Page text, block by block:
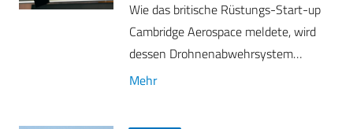
Wie das britische Rüstungs-Start-up
Cambridge Aerospace meldete, wird
dessen Drohnenabwehrsystem…
Mehr